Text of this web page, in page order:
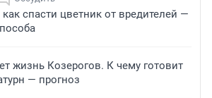
спасти цветник от вредителей —
жизнь Козерогов. К чему готовит
— прогноз